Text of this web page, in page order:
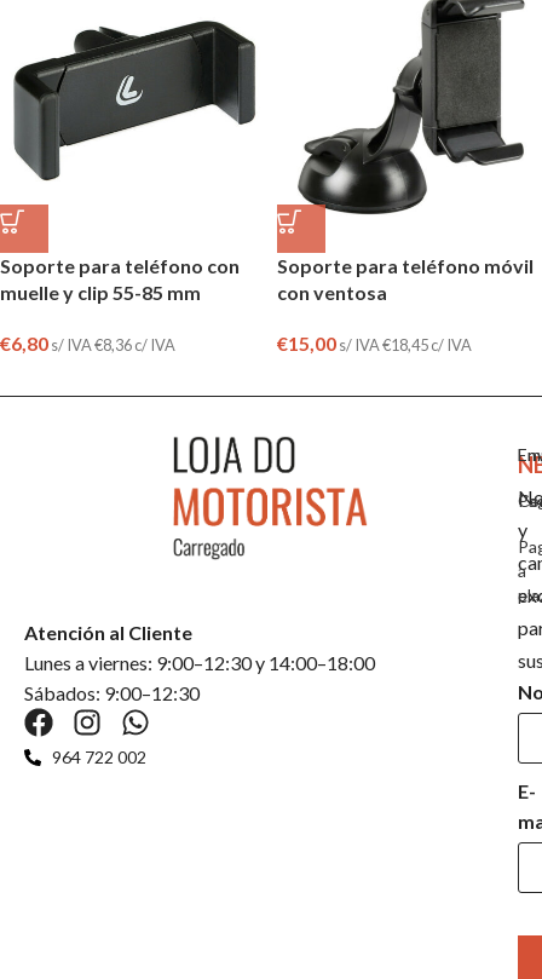
Soporte para teléfono con
muelle y clip 55-85 mm
€6,80s/ IVA€8,36c/ IVA
Soporte para teléfono móvil
con ventosa
€15,00s/ IVA€18,45c/ IVA
a
Atención al Cliente
Lunes a viernes: 9:00–12:30 y 14:00–18:00
Sábados: 9:00–12:30
964 722 002
y
E-